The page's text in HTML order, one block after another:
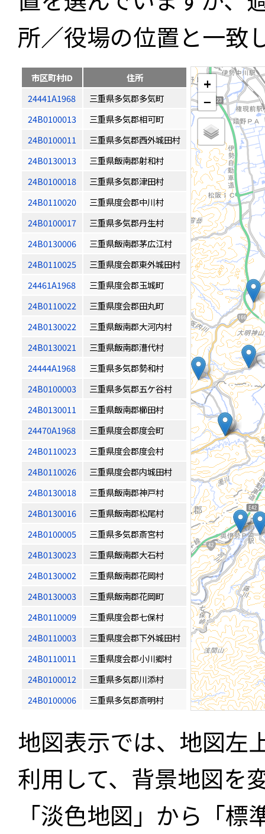
所／役場の位置と一致
市区町村ID
住所
24441A1968
三重県多気郡多気町
24B0100013
三重県多気郡相可町
24B0100011
三重県多気郡西外城田村
24B0130013
三重県飯南郡射和村
24B0100018
三重県多気郡津田村
24B0110020
三重県度会郡中川村
24B0100017
三重県多気郡丹生村
24B0130006
三重県飯南郡茅広江村
24B0110025
三重県度会郡東外城田村
24461A1968
三重県度会郡玉城町
24B0110022
三重県度会郡田丸町
24B0130022
三重県飯南郡大河内村
24B0130021
三重県飯南郡漕代村
24444A1968
三重県多気郡勢和村
24B0100003
三重県多気郡五ケ谷村
24B0130011
三重県飯南郡櫛田村
24470A1968
三重県度会郡度会町
24B0110023
三重県度会郡度会村
24B0110026
三重県度会郡内城田村
24B0130018
三重県飯南郡神戸村
24B0130016
三重県飯南郡松尾村
24B0100005
三重県多気郡斎宮村
24B0130023
三重県飯南郡大石村
24B0130002
三重県飯南郡花岡村
24B0130003
三重県飯南郡花岡町
24B0110009
三重県度会郡七保村
24B0110003
三重県度会郡下外城田村
24B0110011
三重県度会郡小川郷村
24B0100012
三重県多気郡川添村
24B0100006
三重県多気郡斎明村
+
−
地図表示では、地図左
利用して、背景地図を
「淡色地図」から「